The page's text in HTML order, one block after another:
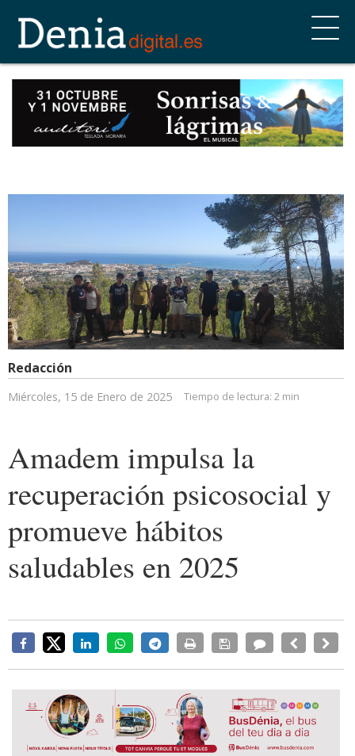
Redacción
Miércoles, 15 de Enero de 2025 Tiempo de lectura: 2 min
Amadem impulsa la
recuperación psicosocial y
promueve hábitos
saludables en 2025